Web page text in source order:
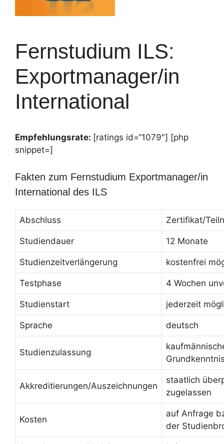
Fernstudium ILS:
Exportmanager/in
International
Empfehlungsrate: [ratings id=“1079″] [php
snippet=]
Fakten zum Fernstudium Exportmanager/in
International des ILS
Abschluss Zertifikat/
Studiendauer 12 Monate
Studienzeitverlängerung kostenfrei
Testphase 4 Wochen
Studienstart jederzeit
Sprache deutsch
Studienzulassung
Akkreditierungen/Auszeichnungen
staatlich
zugelassen
Kosten
auf Anfrage
der